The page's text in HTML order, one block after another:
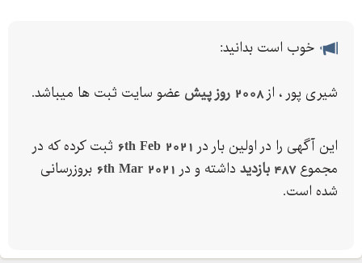
بورس انواع لوله های درزدار و بدون درز
گالوانیزه ، اهن ، استیل و ...
لوله های گوشت دار و ضخامت بالا
لوله کارخانه های کیهان ، ارومیه ، سپاهان اصفهان ، سپنتا ، سمنان ،
قزوین و ..
خوب است بدانید:
شیری پور ، از2008 روز پیش عضو سایت ثبت ها میباشد.
این آگهی را در اولین بار در 6th Feb 2021 ثبت کرده که در
مجموع487 بازدید داشته و در 6th Mar 2021 بروزرسانی
شده است.